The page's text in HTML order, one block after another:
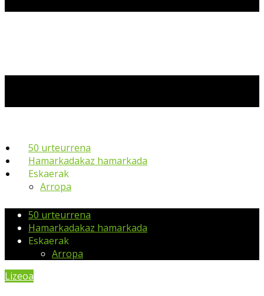
50 urteurrena
Hamarkadakaz hamarkada
Eskaerak
Arropa
50 urteurrena
Hamarkadakaz hamarkada
Eskaerak
Arropa
Lizeoa